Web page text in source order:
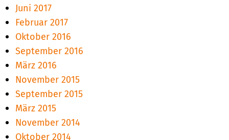
Juni 2017
Februar 2017
Oktober 2016
September 2016
März 2016
November 2015
September 2015
März 2015
November 2014
Oktober 2014